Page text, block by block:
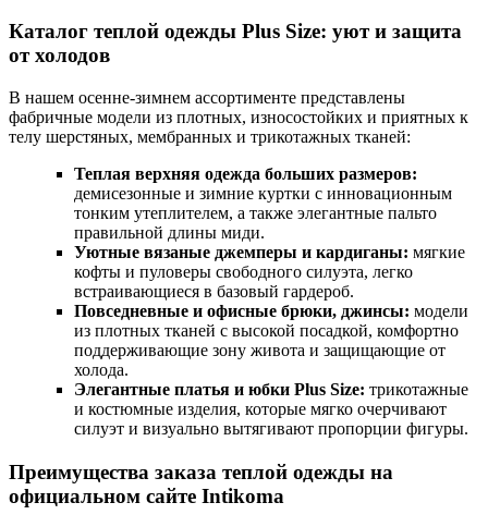
Каталог теплой одежды Plus Size: уют и защита
от холодов
В нашем осенне-зимнем ассортименте представлены
фабричные модели из плотных, износостойких и приятных к
телу шерстяных, мембранных и трикотажных тканей:
Теплая верхняя одежда больших размеров:
демисезонные и зимние куртки с инновационным
тонким утеплителем, а также элегантные пальто
правильной длины миди.
Уютные вязаные джемперы и кардиганы: мягкие
кофты и пуловеры свободного силуэта, легко
встраивающиеся в базовый гардероб.
Повседневные и офисные брюки, джинсы: модели
из плотных тканей с высокой посадкой, комфортно
поддерживающие зону живота и защищающие от
холода.
Элегантные платья и юбки Plus Size: трикотажные
и костюмные изделия, которые мягко очерчивают
силуэт и визуально вытягивают пропорции фигуры.
Преимущества заказа теплой одежды на
официальном сайте Intikoma